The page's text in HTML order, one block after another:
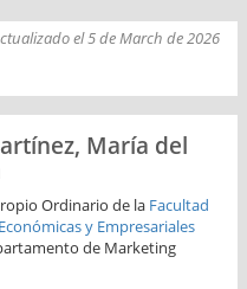
el 5 de March de 2026
María del
Ordinario de la Facultad
y Empresariales
de Marketing